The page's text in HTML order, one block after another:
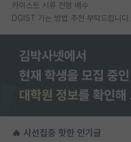
카이스트 서류 전형 배수
DGIST 가는 방법 추천 부탁드립니다.
🔥 시선집중 핫한 인기글